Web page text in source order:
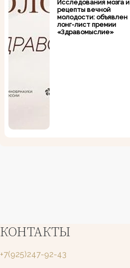
Исследования мозга и
рецепты вечной
молодости: объявлен
лонг-лист премии
«Здравомыслие»
КОНТАКТЫ
+7(925)247-92-43